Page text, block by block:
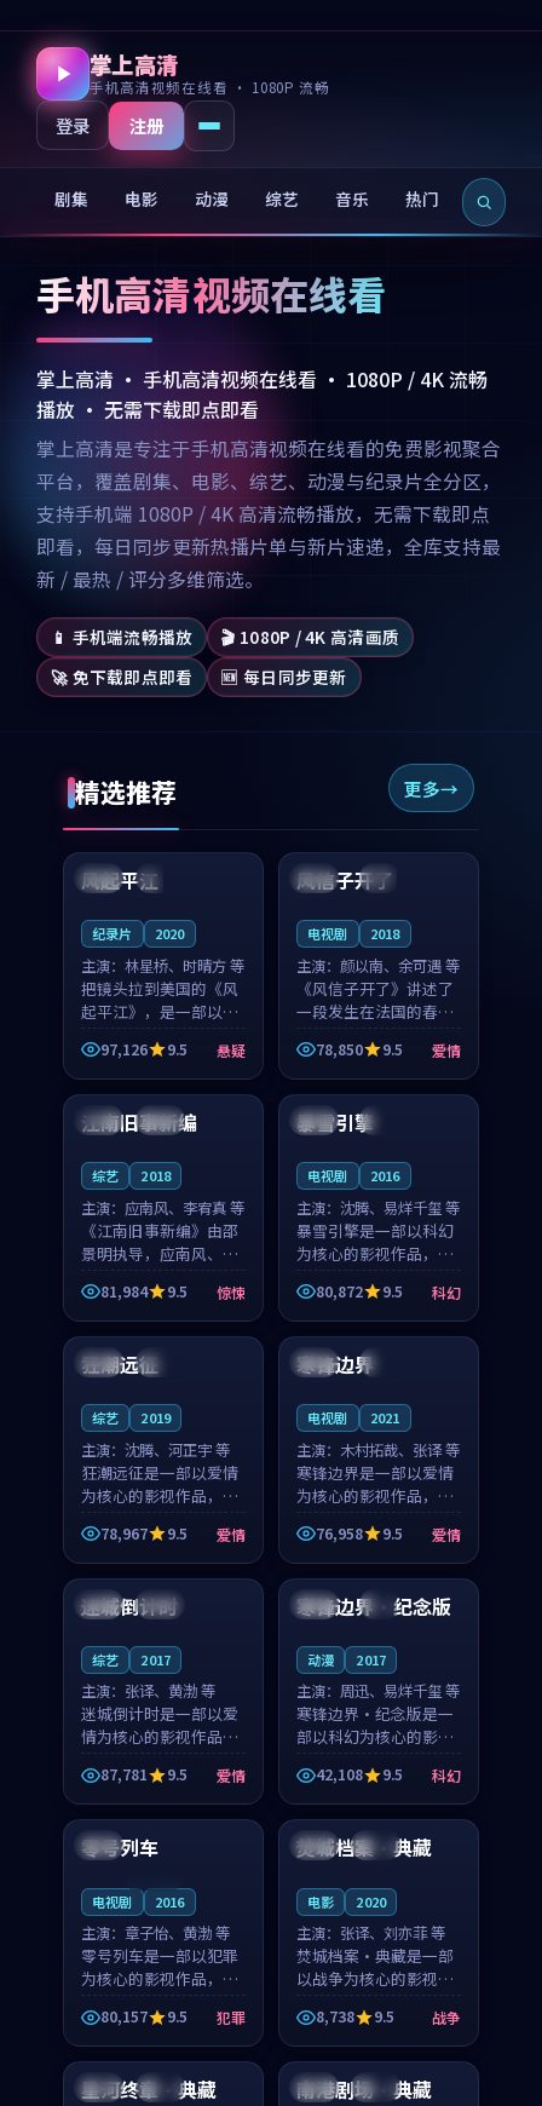
掌上高清
手机高清视频在线看 · 1080P 流畅
登录 注册
剧集 电影 动漫 综艺 音乐 热门 新片
手机高清视频在线看
掌上高清 · 手机高清视频在线看 · 1080P / 4K 流畅
播放 · 无需下载即点即看
掌上高清是专注于手机高清视频在线看的免费影视聚合
平台，覆盖剧集、电影、综艺、动漫与纪录片全分区，
支持手机端 1080P / 4K 高清流畅播放，无需下载即点
即看，每日同步更新热播片单与新片速递，全库支持最
新 / 最热 / 评分多维筛选。
📱 手机端流畅播放
🎬 1080P / 4K 高清画质
🚀 免下载即点即看
🆕 每日同步更新
精选推荐 更多
美国 完结
99:07
风起平江
纪录片 2020
主演： 林星桥、时晴方 等
把镜头拉到美国的《风
起平江》，是一部以时
光记忆为底色的悬疑作
品。林星桥和时晴方贡
献了2020年颇受关注的
合作演出，影片在情感
层次与现实质感之间
97,126 9.5 悬疑
法国 4K
99:21
风信子开了
电视剧 2018
主演： 颜以南、余可遇 等
《风信子开了》讲述了
一段发生在法国的春日
漫步故事。颜以南饰演
的主角与余可遇的角色
因一场意外卷入更深的
纠葛，爱情元素贯穿始
终，节奏稳健而富有张
78,850 9.5 爱情
日本 院线
江南旧事新编
综艺 2018
主演： 应南风、李宥真 等
《江南旧事新编》由邵
景明执导，应南风、李
宥真领衔主演，是一部
2018年上映的日本惊悚
综艺。影片以邻里温情
为切入，呈现一段从初
遇到告别都浸着真实
81,984 9.5 惊悚
中国 4K
暴雪引擎
电视剧 2016
主演： 沈腾、易烊千玺 等
暴雪引擎是一部以科幻
为核心的影视作品，围
绕危机、反转与人物成
长展开，整体节奏紧
凑，值得推荐观看。
80,872 9.5 科幻
中国 杜比
狂潮远征
综艺 2019
主演： 沈腾、河正宇 等
狂潮远征是一部以爱情
为核心的影视作品，围
绕危机、反转与人物成
长展开，整体节奏紧
凑，值得推荐观看。
78,967 9.5 爱情
泰国 4K
寒锋边界
电视剧 2021
主演： 木村拓哉、张译 等
寒锋边界是一部以爱情
为核心的影视作品，围
绕危机、反转与人物成
长展开，整体节奏紧
凑，值得推荐观看。
76,958 9.5 爱情
美国 完结
迷城倒计时
综艺 2017
主演： 张译、黄渤 等
迷城倒计时是一部以爱
情为核心的影视作品，
围绕危机、反转与人物
成长展开，整体节奏紧
凑，值得推荐观看。
87,781 9.5 爱情
日本 4K
寒锋边界·纪念版
动漫 2017
主演： 周迅、易烊千玺 等
寒锋边界·纪念版是一
部以科幻为核心的影视
作品，围绕危机、反转
与人物成长展开，整体
节奏紧凑，值得推荐观
看。
42,108 9.5 科幻
中国
零号列车
电视剧 2016
主演： 章子怡、黄渤 等
零号列车是一部以犯罪
为核心的影视作品，围
绕危机、反转与人物成
长展开，整体节奏紧
凑，值得推荐观看。
80,157 9.5 犯罪
法国 高分
焚城档案·典藏
电影 2020
主演： 张译、刘亦菲 等
焚城档案·典藏是一部
以战争为核心的影视作
品，围绕危机、反转与
人物成长展开，整体节
奏紧凑，值得推荐观
看。
8,738 9.5 战争
泰国 完结
星河终章·典藏 美国 杜比
南港剧场·典藏